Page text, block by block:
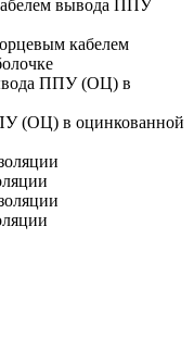
вывода ППУ
кабелем
ППУ (ОЦ) в
(ОЦ) в оцинкованной